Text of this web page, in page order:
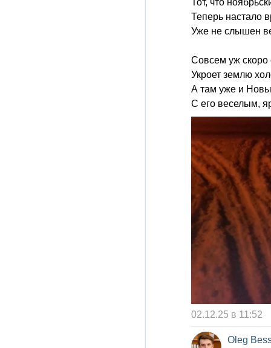
Теперь настало
Уже не слышен
Совсем уж скоро
Укроет землю
А там уже и
С его веселым,
02.12.25 в 11:52
Oleg